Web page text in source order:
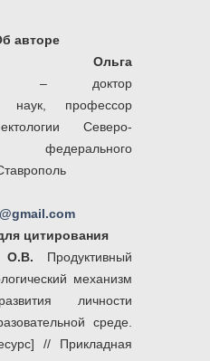
авторе
Ольга
– доктор
наук, профессор
Северо-
федерального
цитирования
О.В. Продуктивный
механизм
личности
среде.
// Прикладная